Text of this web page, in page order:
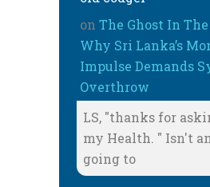
on The Ghost In
Why Sri Lanka’s
Impulse Demands
Overthrow
LS, "thanks for
my Health. " Isn't
going to